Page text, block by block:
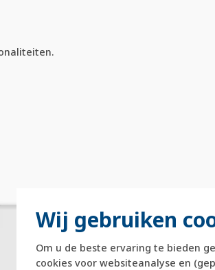
Wij gebruiken
Om u de beste ervaring te bieden
cookies voor websiteanalyse en